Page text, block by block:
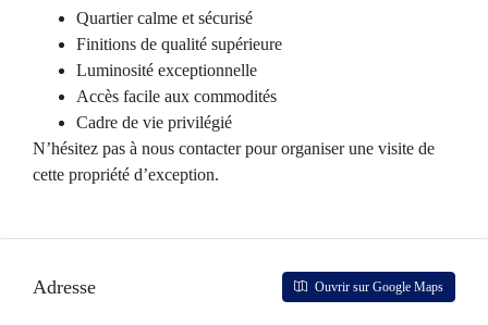
Quartier calme et sécurisé
Finitions de qualité supérieure
Luminosité exceptionnelle
Accès facile aux commodités
Cadre de vie privilégié
N’hésitez pas à nous contacter pour organiser une visite de
cette propriété d’exception.
Adresse Ouvrir sur Google Maps